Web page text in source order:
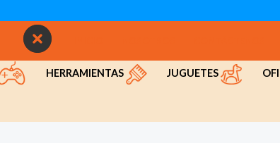
HERRAMIENTAS JUGUETES